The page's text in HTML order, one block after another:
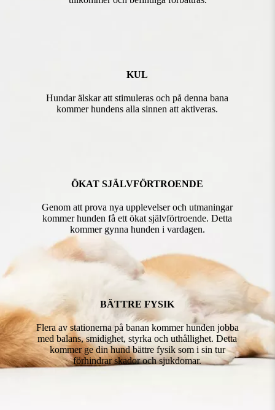
KUL
Hundar älskar att stimuleras och på denna bana
kommer hundens alla sinnen att aktiveras.
ÖKAT SJÄLVFÖRTROENDE
Genom att prova nya upplevelser och utmaningar
kommer hunden få ett ökat självförtroende. Detta
kommer gynna hunden i vardagen.
BÄTTRE FYSIK
Flera av stationerna på banan kommer hunden jobba
med balans, smidighet, styrka och uthållighet. Detta
kommer ge din hund bättre fysik som i sin tur
förhindrar skador och sjukdomar.